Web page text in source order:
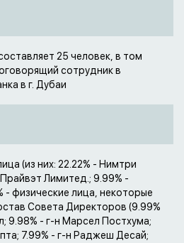
25 человек, в том
сотрудник в
в г. Дубаи
(из них: 22.22% - Нимтри
Лимитед.; 9.99% -
- физические лица, некоторые
Совета Директоров (9.99%
9.98% - г-н Марсел Постхума;
7.99% - г-н Раджеш Десай;